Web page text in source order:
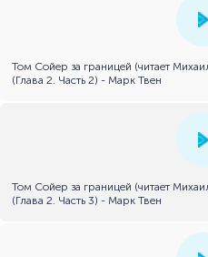
Том Сойер за границей (читает
(Глава 2. Часть 2) - Марк Твен
Том Сойер за границей (читает
(Глава 2. Часть 3) - Марк Твен